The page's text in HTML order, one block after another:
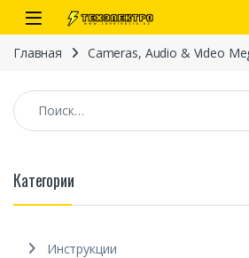
Перейти к навигации
перейти к содержанию
Open
Главная Cameras, Audio & Video
Найти:
Категории
Инструкции